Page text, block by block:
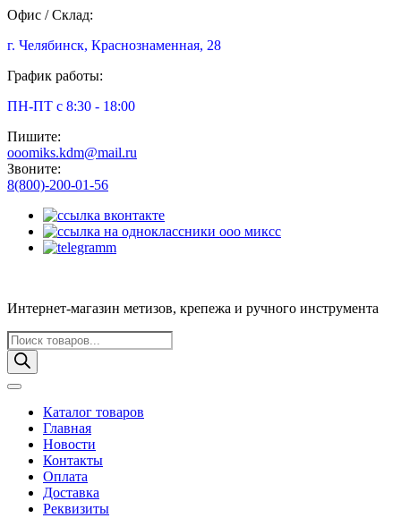
Офис / Склад:
г. Челябинск, Краснознаменная, 28
График работы:
ПН-ПТ с 8:30 - 18:00
Пишите:
ooomiks.kdm@mail.ru
Звоните:
8(800)-200-01-56
Интернет-магазин метизов, крепежа и ручного инструмента
Поиск
товаров
Каталог товаров
Главная
Новости
Контакты
Оплата
Доставка
Реквизиты